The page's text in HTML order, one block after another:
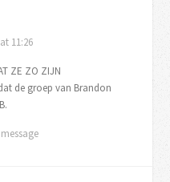
at 11:26
ZE ZO ZIJN
de groep van Brandon